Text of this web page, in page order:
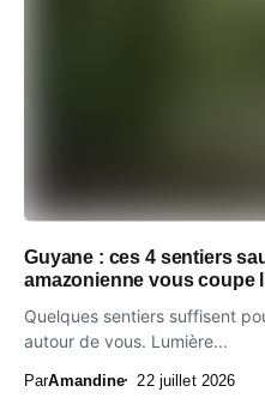
Guyane : ces 4 sentiers
amazonienne vous coupe
Quelques sentiers suffisent
autour de vous. Lumière...
ParAmandine 22 juillet 2026